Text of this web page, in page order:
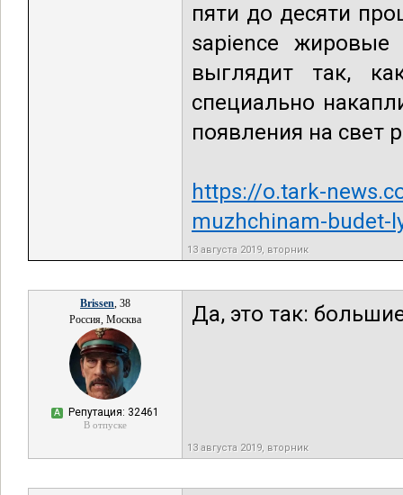
пяти до десяти
sapience жировые
выглядит так,
специально
появления на свет
https://o.tark-
muzhchinam-budet-
13 августа 2019, вторник
Brissen, 38
Россия, Москва
А Репутация: 32461
В отпуске
Да, это так:
13 августа 2019, вторник